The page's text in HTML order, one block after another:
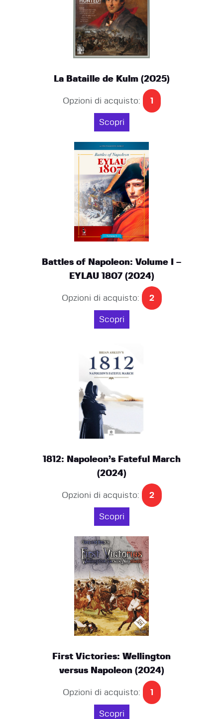
La Bataille de Kulm (2025)
Opzioni di acquisto: 1
Scopri
Battles of Napoleon: Volume I –
EYLAU 1807 (2024)
Opzioni di acquisto: 2
Scopri
1812: Napoleon’s Fateful March
(2024)
Opzioni di acquisto: 2
Scopri
First Victories: Wellington
versus Napoleon (2024)
Opzioni di acquisto: 1
Scopri